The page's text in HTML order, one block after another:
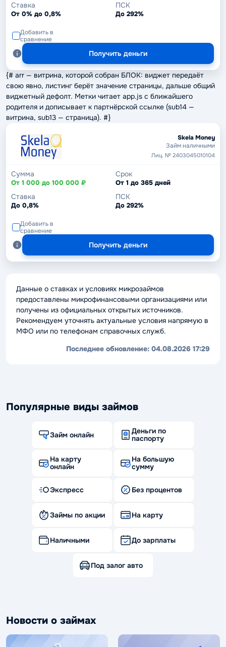
Ставка
От 0% до 0,8%
ПСК
До 292%
Добавить в
сравнение
Получить деньги
{# arr — витрина, которой собран БЛОК: виджет передаёт
свою явно, листинг берёт значение страницы, дальше общий
виджетный дефолт. Метки читает app.js с ближайшего
родителя и дописывает к партнёрской ссылке (sub14 —
витрина, sub13 — страница). #}
Skela Money
Займ наличными
Лиц. № 2403045010104
Сумма
От 1 000 до 100 000 ₽
Срок
От 1 до 365 дней
Ставка
До 0,8%
ПСК
До 292%
Добавить в
сравнение
Получить деньги
Данные о ставках и условиях микрозаймов
предоставлены микрофинансовыми организациями или
получены из официальных открытых источников.
Рекомендуем уточнять актуальные условия напрямую в
МФО или по телефонам справочных служб.
Последнее обновление: 04.08.2026 17:29
Популярные виды займов
Займ онлайн
Деньги по
паспорту
На карту
онлайн
На большую
сумму
Экспресс Без процентов
Займы по акции На карту
Наличными До зарплаты
Под залог авто
Новости о займах